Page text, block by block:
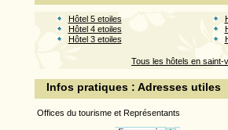
Hôtel 5 etoiles
Hôtel 4 etoiles
Hôtel 3 etoiles
Tous les hôtels en saint-
Infos pratiques : Adresses utiles
Offices du tourisme et Représentants